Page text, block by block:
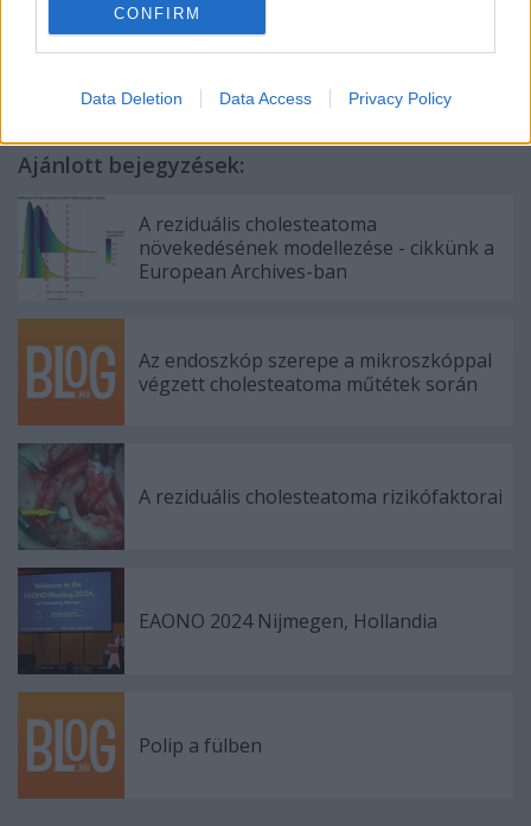
user protection.
CONFIRM
Data Deletion Data Access Privacy Policy
fülműtét cholesteatoma
nomeklatúra
Ajánlott bejegyzések:
A reziduális cholesteatoma
növekedésének modellezése - cikkünk a
European Archives-ban
Az endoszkóp szerepe a mikroszkóppal
végzett cholesteatoma műtétek során
A reziduális cholesteatoma rizikófaktorai
EAONO 2024 Nijmegen, Hollandia
Polip a fülben